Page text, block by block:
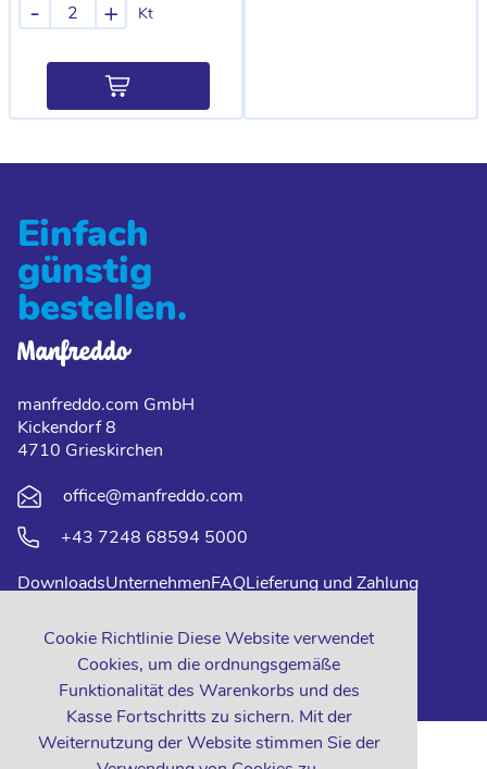
Cookie Richtlinie Diese Website verwendet
Cookies, um die ordnungsgemäße
Funktionalität des Warenkorbs und des
Kasse Fortschritts zu sichern. Mit der
Weiternutzung der Website stimmen Sie der
Kt
- +
Einfach
günstig
bestellen.
manfreddo.com GmbH
Kickendorf 8
4710 Grieskirchen
office@manfreddo.com
+43 7248 68594 5000
DownloadsUnternehmenFAQLieferung und Zahlung